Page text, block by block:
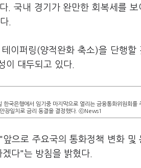
. 국내 경기가 완만한 회복세를
.
이퍼링(양적완화 축소)을 단행
이 대두되고 있다.
국은행에서 임기중 마지막으로 열리는 금융통화위원회를
장일치로 금리 동결을 결정했다. ⓒNews1
으로 주요국의 통화정책 변화 및
다"는 방침을 밝혔다.